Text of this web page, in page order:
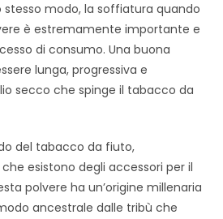
modo, la soffiatura quando
è estremamente importante e
di consumo. Una buona
lunga, progressiva e
secco che spinge il tabacco da
del tabacco da fiuto,
esistono degli accessori per il
polvere ha un’origine millenaria
ancestrale dalle tribù che